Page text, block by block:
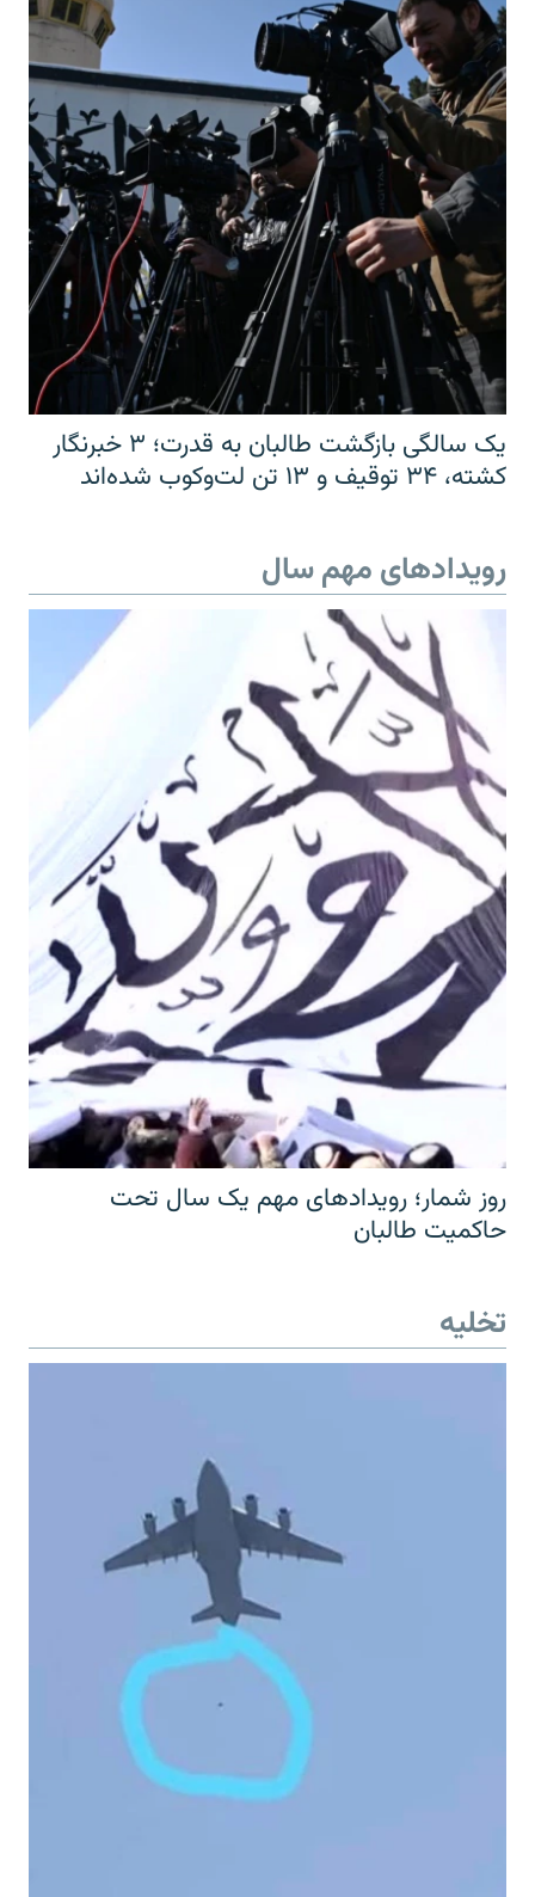
یک سالگی بازگشت طالبان به قدرت؛ ۳ خبرنگار
کشته، ۳۴ توقیف و ۱۳ تن لت‌وکوب شده‌اند
رویدادهای مهم سال
روز شمار؛ رویدادهای مهم یک سال تحت
حاکمیت طالبان
تخلیه